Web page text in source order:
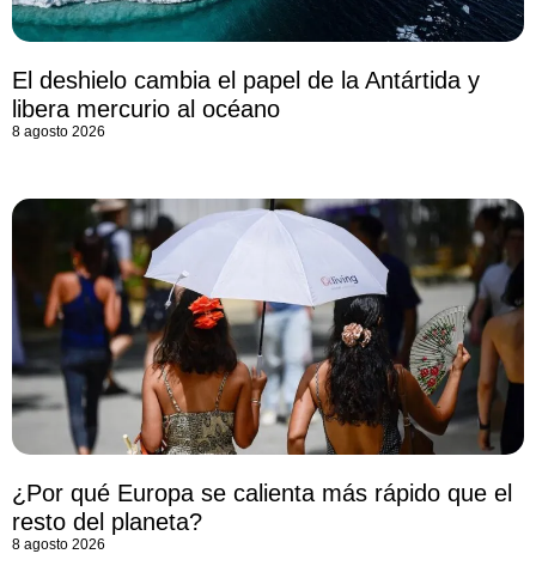
El deshielo cambia el papel de la Antártida y
libera mercurio al océano
8 agosto 2026
¿Por qué Europa se calienta más rápido que el
resto del planeta?
8 agosto 2026